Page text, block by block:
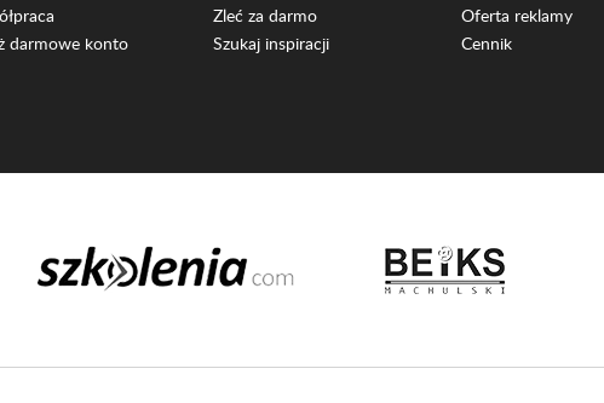
darmowe konto
Zleć za darmo
Szukaj inspiracji
Oferta reklamy
Cennik